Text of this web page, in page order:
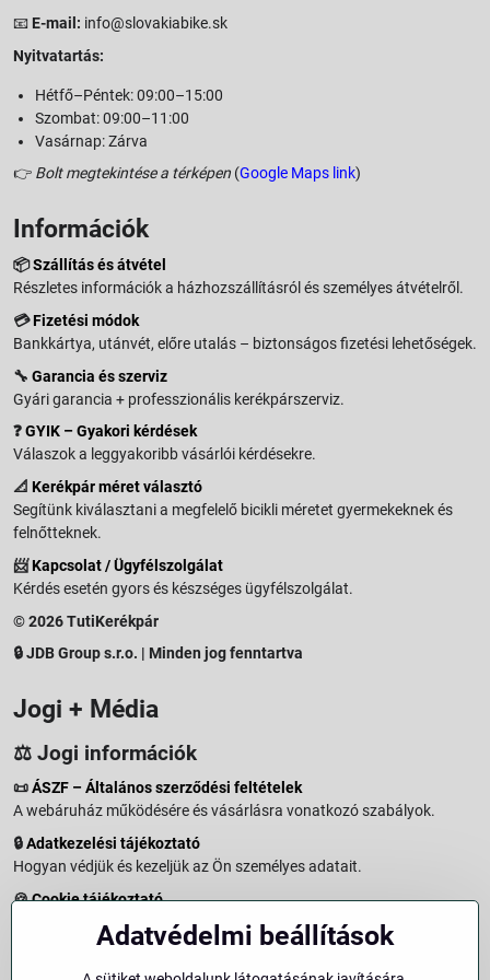
📧 E-mail: info@slovakiabike.sk
Nyitvatartás:
Hétfő–Péntek: 09:00–15:00
Szombat: 09:00–11:00
Vasárnap: Zárva
👉 Bolt megtekintése a térképen (Google Maps link)
Információk
📦Szállítás és átvétel
Részletes információk a házhozszállításról és személyes átvételről.
💳Fizetési módok
Bankkártya, utánvét, előre utalás – biztonságos fizetési lehetőségek.
🔧 Garancia és szerviz
Gyári garancia + professzionális kerékpárszerviz.
❓GYIK – Gyakori kérdések
Válaszok a leggyakoribb vásárlói kérdésekre.
📐 Kerékpár méret választó
Segítünk kiválasztani a megfelelő bicikli méretet gyermekeknek és
felnőtteknek.
📨Kapcsolat / Ügyfélszolgálat
Kérdés esetén gyors és készséges ügyfélszolgálat.
© 2026 TutiKerékpár
🔒 JDB Group s.r.o. | Minden jog fenntartva
Jogi + Média
⚖️ Jogi információk
📜ÁSZF – Általános szerződési feltételek
A webáruház működésére és vásárlásra vonatkozó szabályok.
🔒Adatkezelési tájékoztató
Hogyan védjük és kezeljük az Ön személyes adatait.
🍪Cookie tájékoztató
A weboldalon használt sütikről és adatkezelésről.
Adatvédelmi beállítások